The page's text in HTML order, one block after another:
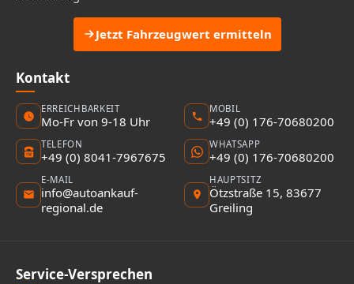
Jetzt Fahrzeugwert ermitteln
Kontakt
ERREICHBARKEIT
Mo-Fr von 9-18 Uhr
MOBIL
+49 (0) 176-70680200
TELEFON
+49 (0) 8041-7967675
WHATSAPP
+49 (0) 176-70680200
E-MAIL
info@autoankauf-
regional.de
HAUPTSITZ
Ötzstraße 15, 83677
Greiling
Service-Versprechen